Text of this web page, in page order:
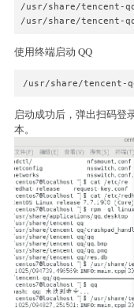
/usr/share/tencent-
/usr/share/tencent-
使用终端启动 QQ
/usr/share/tencent-
启动成功后，弹出扫码登
本。